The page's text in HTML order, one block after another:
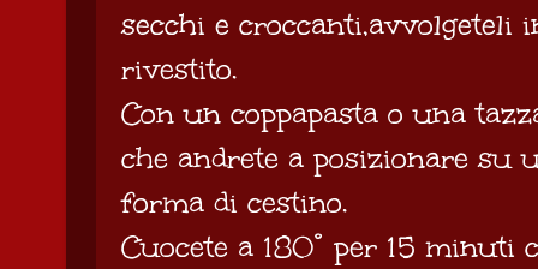
secchi e
rivestito.
Con un coppapasta o una
che andrete a posizionare su
forma di cestino.
Cuocete a 180° per 15